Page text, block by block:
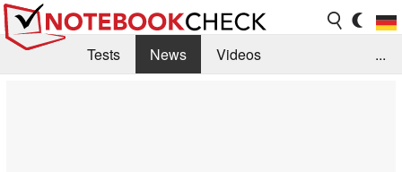
Tests News
Videos
...